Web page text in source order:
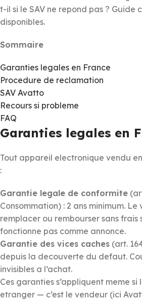
t-il si le SAV ne repond pas ? Guide
disponibles.
Sommaire
Garanties legales en France
Procedure de reclamation
SAV Avatto
Recours si probleme
FAQ
Garanties legales en
Tout appareil electronique vendu
:
Garantie legale de conformite
Consommation) : 2 ans minimum.
remplacer ou rembourser sans frais
fonctionne pas comme annonce.
Garantie des vices caches (art.
depuis la decouverte du defaut.
invisibles a l’achat.
Ces garanties s’appliquent meme
etranger — c’est le vendeur (ici